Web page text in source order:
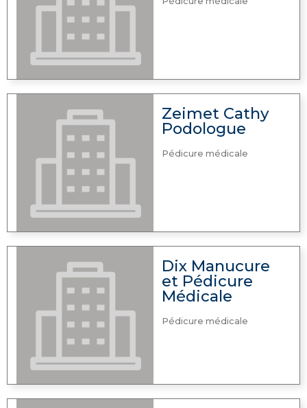
Zeimet Cathy
Podologue
Pédicure médicale
Dix Manucure
et Pédicure
Médicale
Pédicure médicale